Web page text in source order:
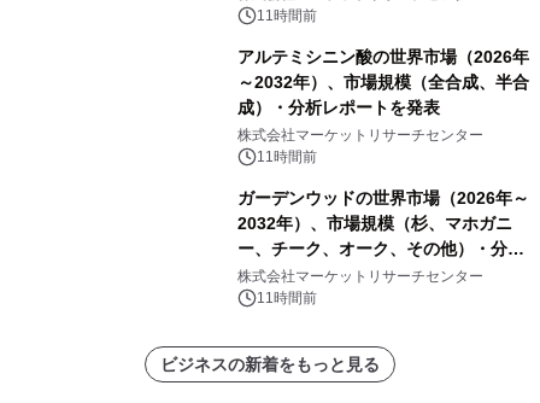
他）・分析レポートを発表
11時間前
アルテミシニン酸の世界市場（2026年
～2032年）、市場規模（全合成、半合
成）・分析レポートを発表
株式会社マーケットリサーチセンター
11時間前
ガーデンウッドの世界市場（2026年～
2032年）、市場規模（杉、マホガニ
ー、チーク、オーク、その他）・分析
レポートを発表
株式会社マーケットリサーチセンター
11時間前
ビジネスの新着をもっと見る